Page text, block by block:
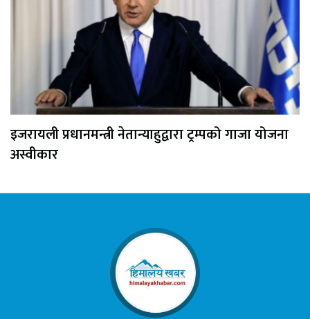
इजरायली प्रधानमन्त्री नेतान्याहुद्वारा ट्रम्पको गाजा योजना
अस्वीकार